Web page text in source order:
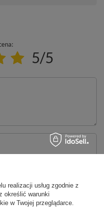
5/5
realizacji usług zgodnie z
określić warunki
w Twojej przeglądarce.